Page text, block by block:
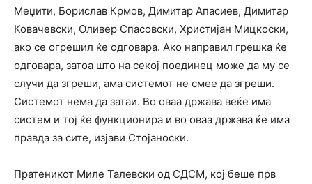
Меџити, Борислав Крмов, Димитар Апасиев, Димитар
Ковачевски, Оливер Спасовски, Христијан Мицкоски,
ако се огрешил ќе одговара. Ако направил грешка ќе
одговара, затоа што на секој поединец може да му се
случи да згреши, ама системот не смее да згреши.
Системот нема да затаи. Во оваа држава веќе има
систем и тој ќе функционира и во оваа држава ќе има
правда за сите, изјави Стојаноски.
Пратеникот Миле Талевски од СДСМ, кој беше прв